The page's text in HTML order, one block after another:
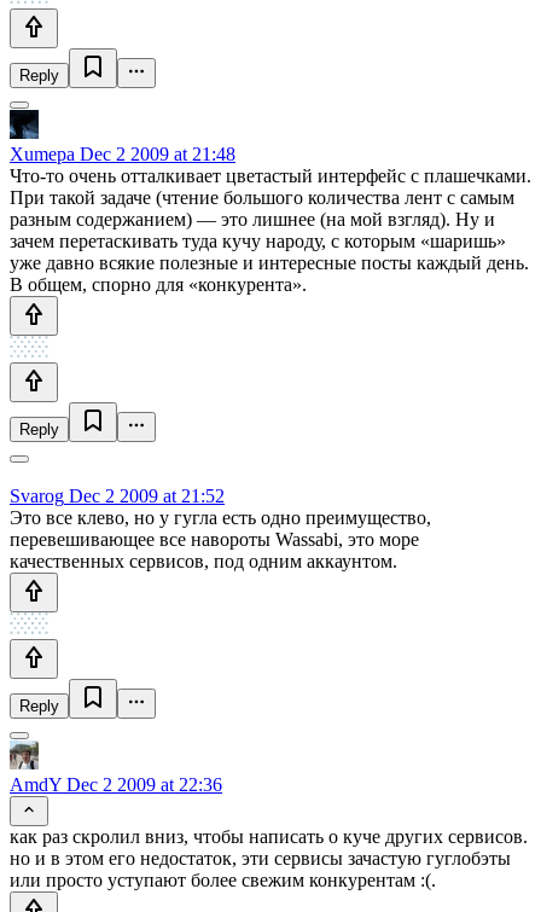
Reply
Xumepa Dec 2 2009 at 21:48
Что-то очень отталкивает цветастый интерфейс с плашечками.
При такой задаче (чтение большого количества лент с самым
разным содержанием) — это лишнее (на мой взгляд). Ну и
зачем перетаскивать туда кучу народу, с которым «шаришь»
уже давно всякие полезные и интересные посты каждый день.
В общем, спорно для «конкурента».
Reply
Svarog Dec 2 2009 at 21:52
Это все клево, но у гугла есть одно преимущество,
перевешивающее все навороты Wassabi, это море
качественных сервисов, под одним аккаунтом.
Reply
AmdY Dec 2 2009 at 22:36
как раз скролил вниз, чтобы написать о куче других сервисов.
но и в этом его недостаток, эти сервисы зачастую гуглобэты
или просто уступают более свежим конкурентам :(.